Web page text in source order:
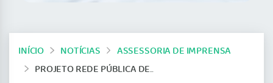
INÍCIO NOTÍCIAS
ASSESSORIA DE IMPRENSA
PROJETO REDE PÚBLICA DE COMUNICAÇÃO EM SAÚDE